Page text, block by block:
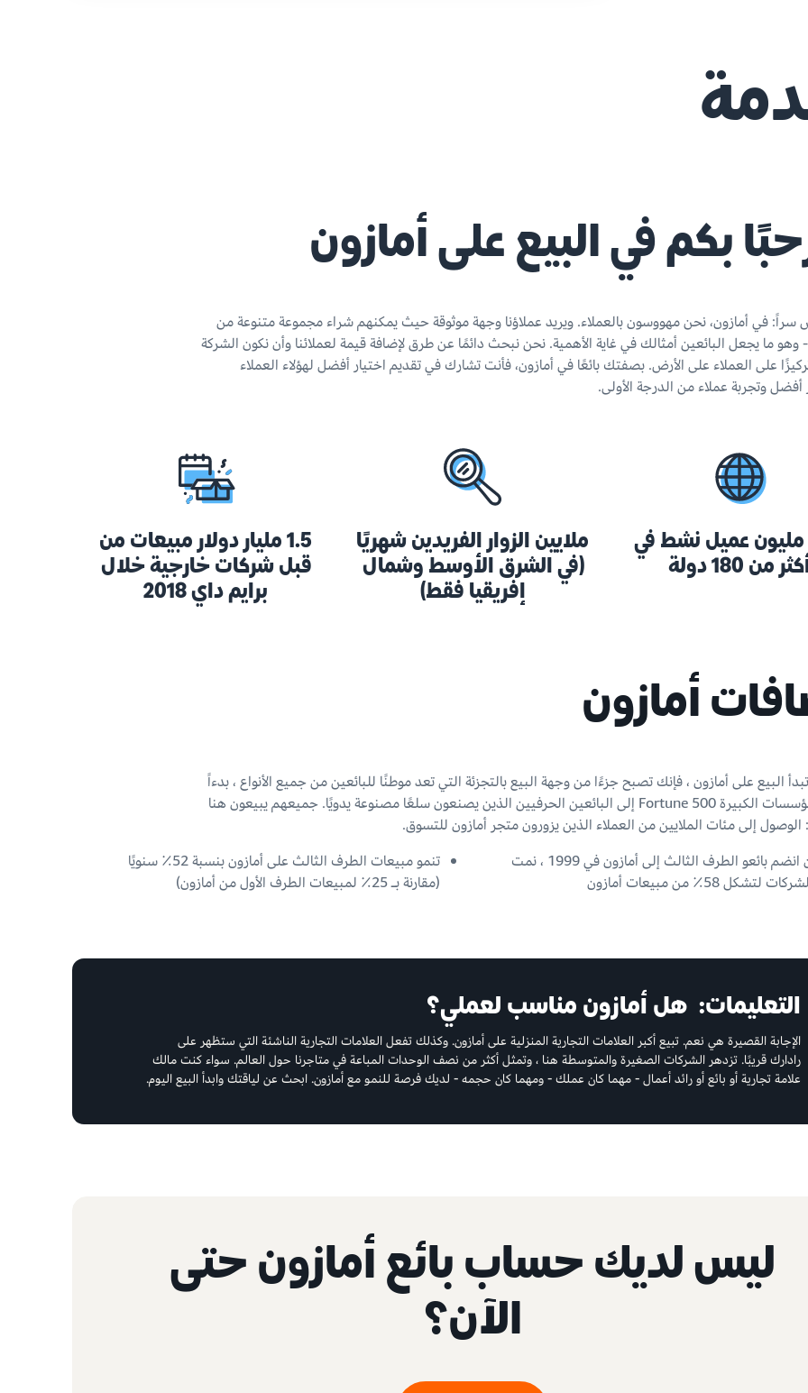
بكم في البيع على أمازون
سراً: في أمازون، نحن مهووسون بالعملاء. ويريد عملاؤنا وجهة موثوقة حيث يمكنهم شراء مجموعة متنوعة من
وهو ما يجعل البائعين أمثالك في غاية الأهمية. نحن نبحث دائمًا عن طرق لإضافة قيمة لعملائنا وأن نكون الشركة
على العملاء على الأرض. بصفتك بائعًا في أمازون، فأنت تشارك في تقديم اختيار أفضل لهؤلاء العملاء
أفضل وتجربة عملاء من الدرجة الأولى.
300 مليون عميل نشط في
من 180 دولة
ملايين الزوار الفريدين شهريًا
(في الشرق الأوسط وشمال
إفريقيا فقط)
1.5 مليار دولار مبيعات من
قبل شركات خارجية خلال
برايم داي 2018
أمازون
البيع على أمازون ، فإنك تصبح جزءًا من وجهة البيع بالتجزئة التي تعد موطنًا للبائعين من جميع الأنواع ، بدءاً
من المؤسسات الكبيرة Fortune 500 إلى البائعين الحرفيين الذين يصنعون سلعًا مصنوعة يدويًا. جميعهم يبيعون هنا
إلى مئات الملايين من العملاء الذين يزورون متجر أمازون للتسوق.
منذ أن انضم بائعو الطرف الثالث إلى أمازون في 1999 ، نمت
لتشكل 58٪ من مبيعات أمازون
تنمو مبيعات الطرف الثالث على أمازون بنسبة 52٪ سنويًا
(مقارنة بـ 25٪ لمبيعات الطرف الأول من أمازون)
التعليمات: هل أمازون مناسب لعملي؟
الإجابة القصيرة هي نعم. تبيع أكبر العلامات التجارية المنزلية على أمازون. وكذلك تفعل العلامات التجارية الناشئة التي ستظهر على
رادارك قريبًا. تزدهر الشركات الصغيرة والمتوسطة هنا ، وتمثل أكثر من نصف الوحدات المباعة في متاجرنا حول العالم. سواء كنت مالك
علامة تجارية أو بائع أو رائد أعمال - مهما كان عملك - ومهما كان حجمه - لديك فرصة للنمو مع أمازون. ابحث عن لياقتك وابدأ البيع اليوم.
ليس لديك حساب بائع أمازون حتى
الآن؟